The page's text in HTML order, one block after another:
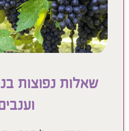
שאלות נפוצות